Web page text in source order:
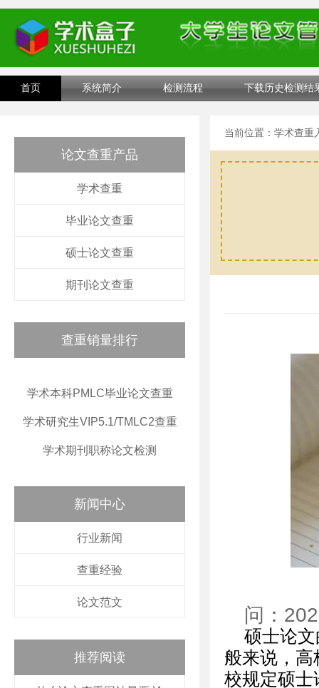
首页 系统简介 检测流程 下载历史检测结
论文查重产品
学术查重
毕业论文查重
硕士论文查重
期刊论文查重
查重销量排行
学术本科PMLC毕业论文查重
学术研究生VIP5.1/TMLC2查重
学术期刊职称论文检测
新闻中心
行业新闻
查重经验
论文范文
推荐阅读
当前位置： 学术查重
问：
硕士论
般来说，
校规定硕士